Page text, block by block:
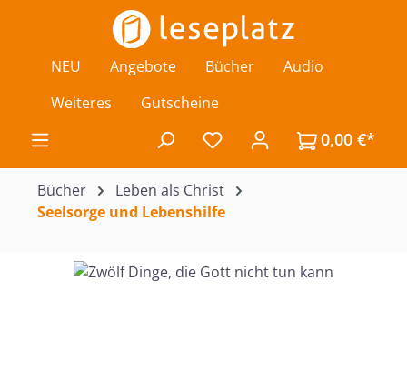
Zum Hauptinhalt springen
NEU Angebote Bücher
Audio
Weiteres
Gutscheine
Du hast 0 Produkte auf
0,00 €*
Bücher
Leben als Christ
Seelsorge und Lebenshilfe
Bildergalerie überspringen